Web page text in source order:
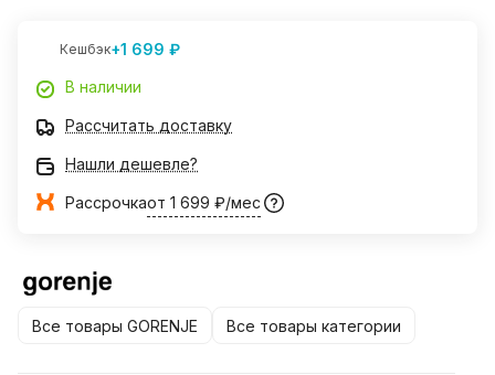
Кешбэк+1 699 ₽
В наличии
Рассчитать доставку
Нашли дешевле?
Рассрочкаот 1 699 ₽/мес
Все товары GORENJE Все товары категории